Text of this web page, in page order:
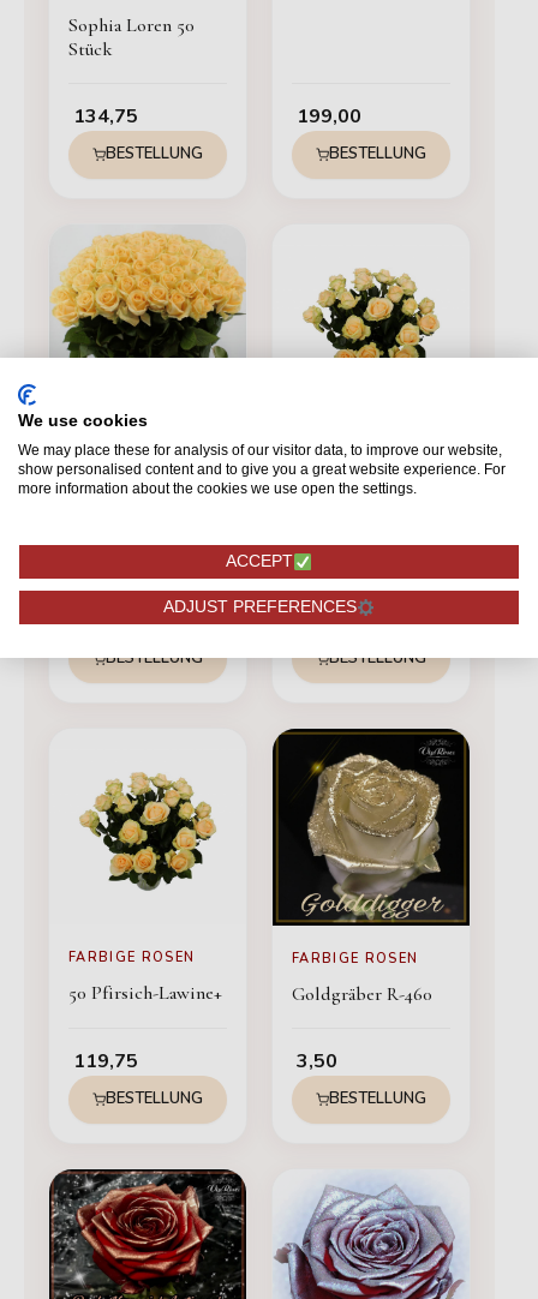
Sophia Loren 50
Stück
134,75
BESTELLUNG
199,00
BESTELLUNG
FARBIGE ROSEN
Avalanche+
237,75
BESTELLUNG
FARBIGE ROSEN
60 Pfirsich-Lawine+
139,75
BESTELLUNG
FARBIGE ROSEN
50 Pfirsich-Lawine+
119,75
BESTELLUNG
FARBIGE ROSEN
Goldgräber R-460
3,50
BESTELLUNG
We use cookies
We may place these for analysis of our visitor data, to improve our website,
show personalised content and to give you a great website experience. For
more information about the cookies we use open the settings.
ACCEPT
ADJUST PREFERENCES